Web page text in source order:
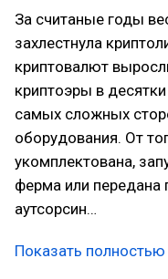
За считаные годы
захлестнула
криптовалют
криптоэры в
самых сложных
оборудования. От
укомплектована,
ферма или передана
аутсорсин…
Показать полностью